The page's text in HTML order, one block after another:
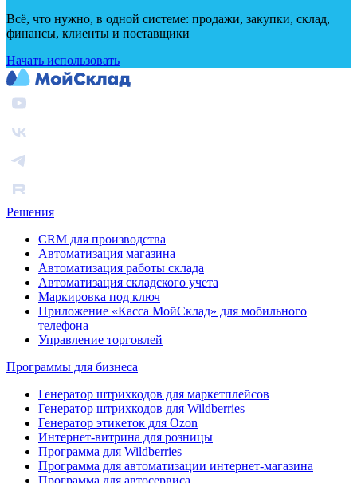
Всё, что нужно, в одной системе: продажи, закупки, склад,
финансы, клиенты и поставщики
Начать использовать
Решения
CRM для производства
Автоматизация магазина
Автоматизация работы склада
Автоматизация складского учета
Маркировка под ключ
Приложение «Касса МойСклад» для мобильного
телефона
Управление торговлей
Программы для бизнеса
Генератор штрихкодов для маркетплейсов
Генератор штрихкодов для Wildberries
Генератор этикеток для Ozon
Интернет-витрина для розницы
Программа для Wildberries
Программа для автоматизации интернет-магазина